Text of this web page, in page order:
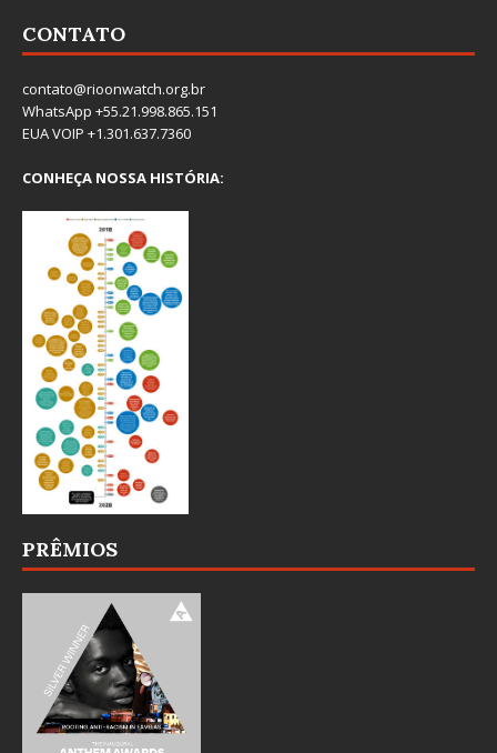
CONTATO
contato@rioonwatch.org.br
WhatsApp +55.21.998.865.151
EUA VOIP +1.301.637.7360
CONHEÇA NOSSA HISTÓRIA:
PRÊMIOS